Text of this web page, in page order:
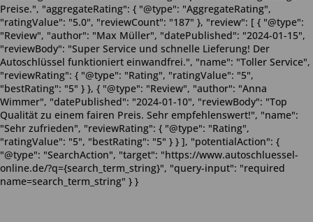
Preise.", "aggregateRating": { "@type": "AggregateRating",
"ratingValue": "5.0", "reviewCount": "187" }, "review": [ { "@type":
"Review", "author": "Max Müller", "datePublished": "2024-01-15",
"reviewBody": "Super Service und schnelle Lieferung! Der
Autoschlüssel funktioniert einwandfrei.", "name": "Toller Service",
"reviewRating": { "@type": "Rating", "ratingValue": "5",
"bestRating": "5" } }, { "@type": "Review", "author": "Anna
Wimmer", "datePublished": "2024-01-10", "reviewBody": "Top
Qualität zu einem fairen Preis. Sehr empfehlenswert!", "name":
"Sehr zufrieden", "reviewRating": { "@type": "Rating",
"ratingValue": "5", "bestRating": "5" } } ], "potentialAction": {
"@type": "SearchAction", "target": "https://www.autoschluessel-
online.de/?q={search_term_string}", "query-input": "required
name=search_term_string" } }